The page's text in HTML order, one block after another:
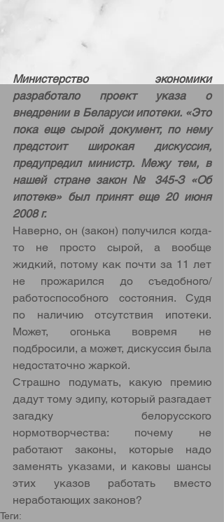
Министерство экономики
разработало проект указа о
внедрении в Беларуси ипотеки. «Это
пока еще сырой документ, по нему
предстоит широкая дискуссия,
предупредил министр. Межу тем, в
нашей стране закон № 345-З «Об
ипотеке» был принят еще 20 июня
2008 г.
Наверно, он (закон) получился когда-
то не просто сырой, а вообще
жидкий, потому как почти за 11 лет
не прожарился до съедобного/
работоспособного состояния. Судя
по наличию отсутствия ипотеки.
Может, огонька вовремя не
подбросили, а может, дискуссия была
недостаточно жаркой.
Страшно подумать, какую премию
дадут тому эдипу, который разгадает
загадку белорусского
нормотворчества: почему не
работают законы, которые надо
заменять указами, и каковы шансы
этих указов работать вместо
неработающих законов?
Теги: